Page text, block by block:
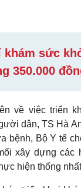
khám sức
350.000
về việc triển
dân, TS Hà
bệnh, Bộ Y tế
xây dựng các
hiện thống